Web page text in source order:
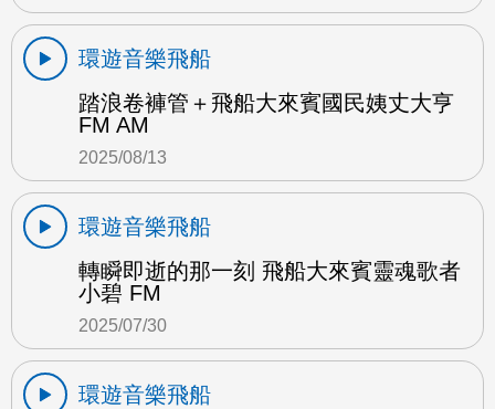
環遊音樂飛船
踏浪卷褲管＋飛船大來賓國民姨丈大亨
FM AM
2025/08/13
環遊音樂飛船
轉瞬即逝的那一刻 飛船大來賓靈魂歌者
小碧 FM
2025/07/30
環遊音樂飛船